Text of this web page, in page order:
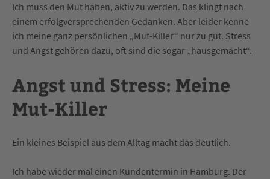
Ich muss den Mut haben, aktiv zu werden. Das klingt nach
einem erfolgversprechenden Gedanken. Aber leider kenne
ich meine ganz persönlichen „Mut-Killer“ nur zu gut. Stress
und Angst gehören dazu, oft sind die sogar „hausgemacht“.
Angst und Stress: Meine
Mut-Killer
Ein kleines Beispiel aus dem Alltag macht das deutlich.
Ich habe wieder mal einen Kundentermin in Hamburg. Der